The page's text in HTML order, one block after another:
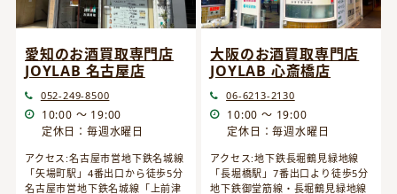
愛知のお酒買取専門店
JOYLAB 名古屋店
052-249-8500
10:00 ～ 19:00
定休日：毎週水曜日
アクセス:名古屋市営地下鉄名城線
「矢場町駅」4番出口から徒歩5分
名古屋市営地下鉄名城線「上前津
大阪のお酒買取専門店
JOYLAB 心斎橋店
06-6213-2130
10:00 ～ 19:00
定休日：毎週水曜日
アクセス:地下鉄長堀鶴見緑地線
「長堀橋駅」7番出口より徒歩5分
地下鉄御堂筋線・長堀鶴見緑地線